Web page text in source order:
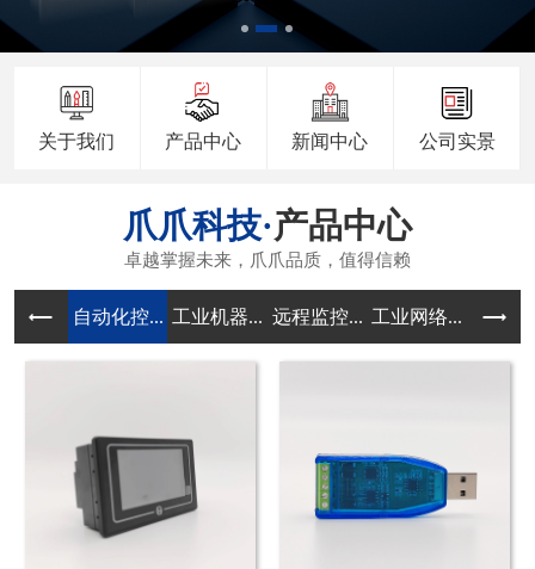
关于我们 产品中心 新闻中心 公司实景
产品中心
自动化控... 工业机器... 远程监控... 工业网络... 传感